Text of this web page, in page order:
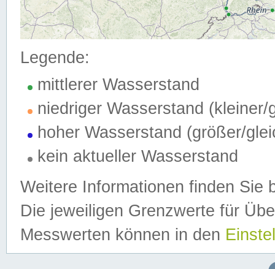
Legende:
mittlerer Wasserstand
niedriger Wasserstand (kleiner/
hoher Wasserstand (größer/
kein aktueller Wasserstand
Weitere Informationen finden Sie
Die jeweiligen Grenzwerte für
Messwerten können in den